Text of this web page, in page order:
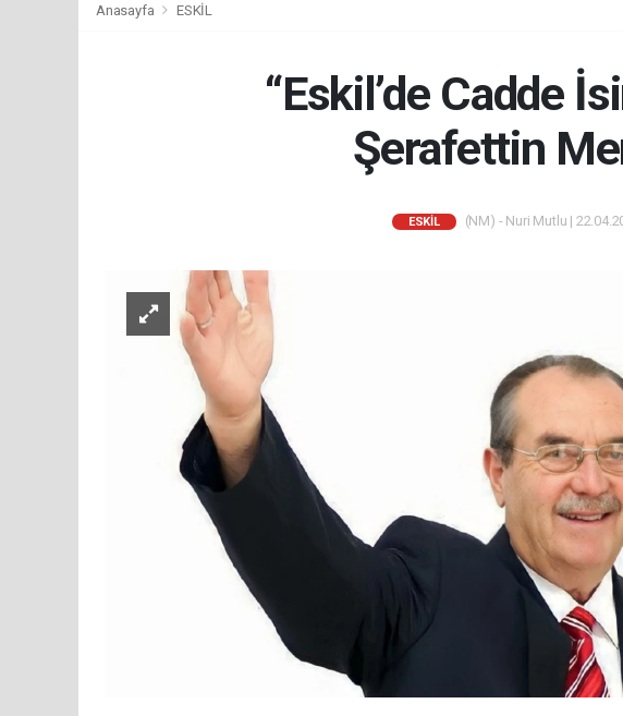
Anasayfa ESKİL
“Eskil’de Cadde
Şerafettin
ESKİL (NM) - Nuri Mutlu |